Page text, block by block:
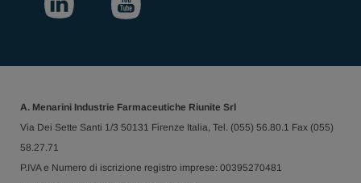
A. Menarini Industrie Farmaceutiche Riunite Srl
Via Dei Sette Santi 1/3 50131 Firenze Italia, Tel. (055) 56.80.1 Fax (055)
58.27.71
P.IVA e Numero di iscrizione registro imprese: 00395270481